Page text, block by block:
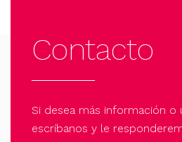
Contacto
Si desea más información o
escríbanos y le